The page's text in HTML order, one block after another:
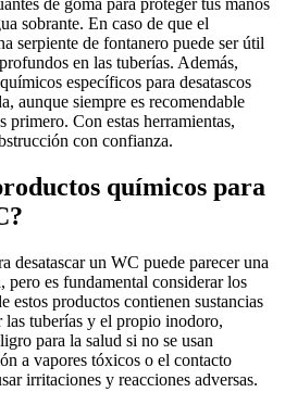
de goma para proteger tus manos
sobrante. En caso de que el
serpiente de fontanero puede ser útil
en las tuberías. Además,
específicos para desatascos
aunque siempre es recomendable
primero. Con estas herramientas,
con confianza.
químicos para
desatascar un WC puede parecer una
es fundamental considerar los
estos productos contienen sustancias
las tuberías y el propio inodoro,
para la salud si no se usan
a vapores tóxicos o el contacto
irritaciones y reacciones adversas.